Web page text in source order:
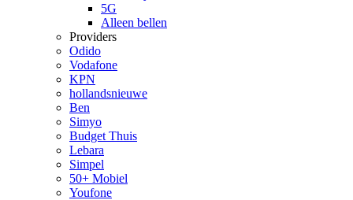
5G
Alleen bellen
Providers
Odido
Vodafone
KPN
hollandsnieuwe
Ben
Simyo
Budget Thuis
Lebara
Simpel
50+ Mobiel
Youfone